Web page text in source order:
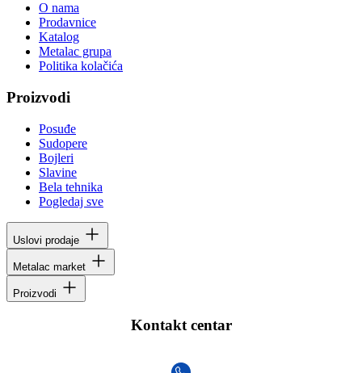
O nama
Prodavnice
Katalog
Metalac grupa
Politika kolačića
Proizvodi
Posuđe
Sudopere
Bojleri
Slavine
Bela tehnika
Pogledaj sve
Uslovi prodaje
Metalac market
Proizvodi
Kontakt centar